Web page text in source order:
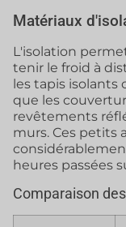
Matériaux
L'isolation
tenir le froid à
les tapis
que les
revêtements
murs. Ces petits
heures passées
Comparaison